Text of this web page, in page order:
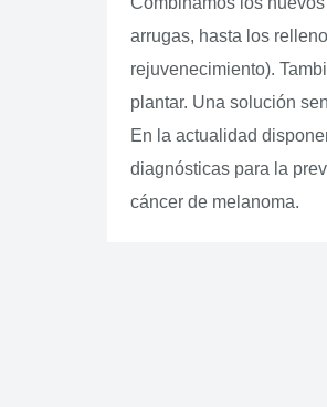
arrugas, hasta los
rejuvenecimiento).
plantar. Una solución
En la actualidad
diagnósticas para la
cáncer de melanoma.